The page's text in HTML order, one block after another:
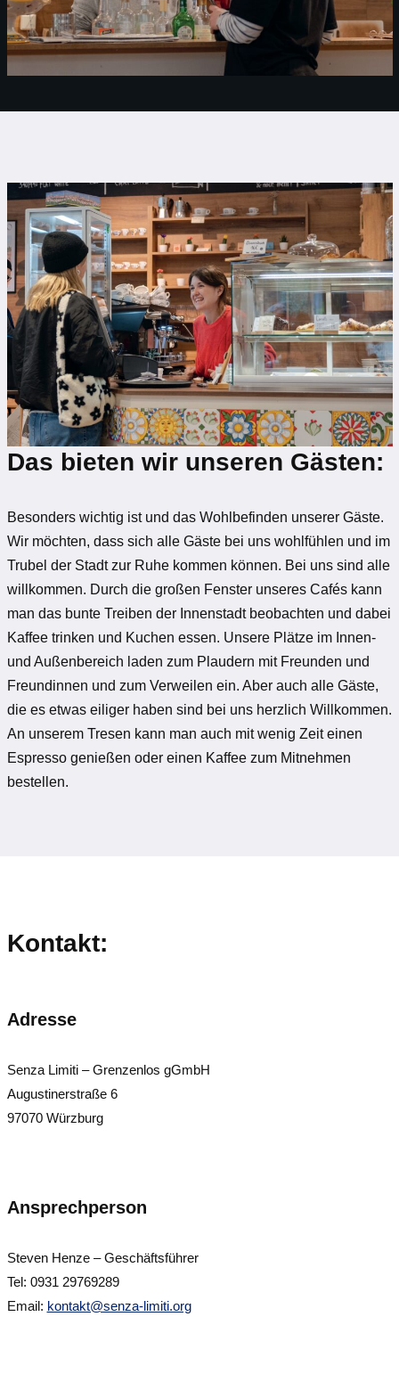
Das bieten wir unseren Gästen:
Besonders wichtig ist und das Wohlbefinden unserer Gäste.
Wir möchten, dass sich alle Gäste bei uns wohlfühlen und im
Trubel der Stadt zur Ruhe kommen können. Bei uns sind alle
willkommen. Durch die großen Fenster unseres Cafés kann
man das bunte Treiben der Innenstadt beobachten und dabei
Kaffee trinken und Kuchen essen. Unsere Plätze im Innen-
und Außenbereich laden zum Plaudern mit Freunden und
Freundinnen und zum Verweilen ein. Aber auch alle Gäste,
die es etwas eiliger haben sind bei uns herzlich Willkommen.
An unserem Tresen kann man auch mit wenig Zeit einen
Espresso genießen oder einen Kaffee zum Mitnehmen
bestellen.
Kontakt:
Adresse
Senza Limiti – Grenzenlos gGmbH
Augustinerstraße 6
97070 Würzburg
Ansprechperson
Steven Henze – Geschäftsführer
Tel: 0931 29769289
Email: kontakt@senza-limiti.org